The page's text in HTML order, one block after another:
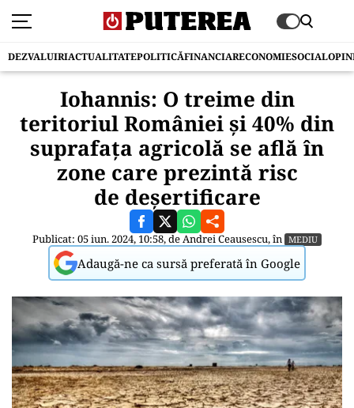
DEZVALUIRIACTUALITATEPOLITICĂFINANCIARECONOMIESOCIAL
Iohannis: O treime din
teritoriul României şi 40% din
suprafaţa agricolă se află în
zone care prezintă risc
de deşertificare
Publicat: 05 iun. 2024, 10:58, deAndrei Ceausescu, în MEDIU
Adaugă-ne ca sursă preferată în Google